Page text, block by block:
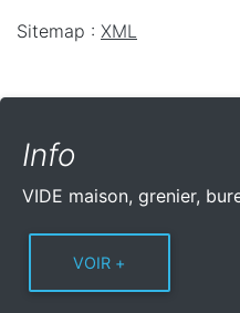
Sitemap : XML
Info
VIDE maison, grenier,